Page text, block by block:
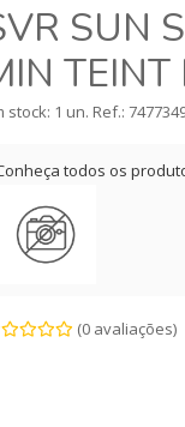
SUN
stock: 1 un. Ref.:
todos os
(0 avaliações)